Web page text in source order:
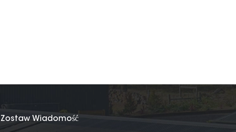
Zostaw Wiadomość